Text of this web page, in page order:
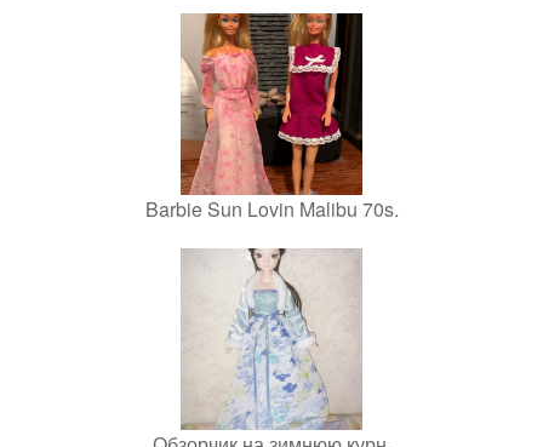
Barbie Sun Lovin Malibu 70s.